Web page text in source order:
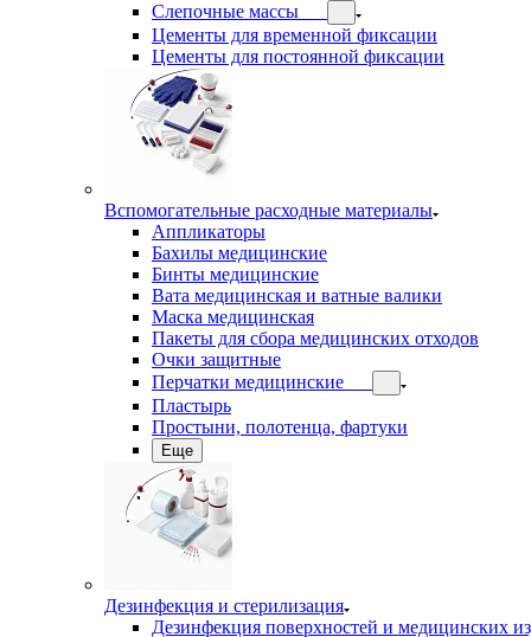
Слепочные массы
Цементы для временной фиксации
Цементы для постоянной фиксации
Вспомогательные расходные материалы
Аппликаторы
Бахилы медицинские
Бинты медицинские
Вата медицинская и ватные валики
Маска медицинская
Пакеты для сбора медицинских отходов
Очки защитные
Перчатки медицинские
Пластырь
Простыни, полотенца, фартуки
Еще
Дезинфекция и стерилизация
Дезинфекция поверхностей и медицинских